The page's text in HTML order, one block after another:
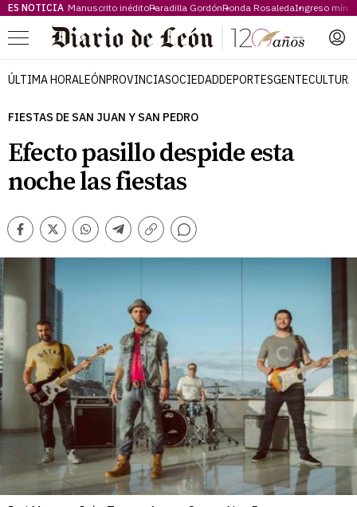
ES NOTICIA Manuscrito inéditoParadilla GordónRonda RosaledaIngreso
Menú
ÚLTIMA HORALEÓNPROVINCIASOCIEDADDEPORTESGENTECULTURA
FIESTAS DE SAN JUAN Y SAN PEDRO
Efecto pasillo despide esta
noche las fiestas
Facebook
TwitterWhatsappTelegram
Copiar
Comentarios